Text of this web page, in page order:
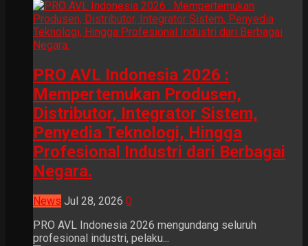
PRO AVL Indonesia 2026 :
Mempertemukan Produsen,
Distributor, Integrator Sistem,
Penyedia Teknologi, Hingga
Profesional Industri dari Berbagai
Negara.
News Jul 28, 2026 0
PRO AVL Indonesia 2026 mengundang seluruh
profesional industri, pelaku...